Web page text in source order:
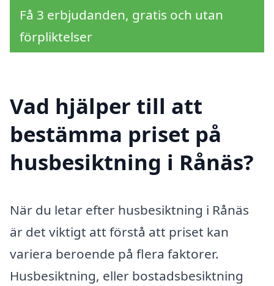
Få 3 erbjudanden, gratis och utan
förpliktelser
Vad hjälper till att
bestämma priset på
husbesiktning i Rånäs?
När du letar efter husbesiktning i Rånäs
är det viktigt att förstå att priset kan
variera beroende på flera faktorer.
Husbesiktning, eller bostadsbesiktning